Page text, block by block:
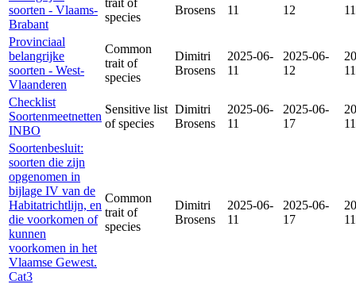
soorten - Vlaams-
Brabant
species
Brosens
11
12
11
Provinciaal
belangrijke
soorten - West-
Vlaanderen
Common
trait of
species
Dimitri
Brosens
2025-06-
11
2025-06-
12
11
Checklist
Soortenmeetnetten
INBO
Sensitive list
of species
Dimitri
Brosens
2025-06-
11
2025-06-
17
11
Soortenbesluit:
soorten die zijn
opgenomen in
bijlage IV van de
Habitatrichtlijn, en
die voorkomen of
kunnen
voorkomen in het
Vlaamse Gewest.
Cat3
Common
trait of
species
Dimitri
Brosens
2025-06-
11
2025-06-
17
11